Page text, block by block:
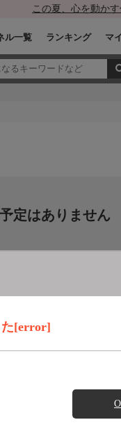
この夏、心を動か
ル一覧 ランキング マ
た[error]
定はありません